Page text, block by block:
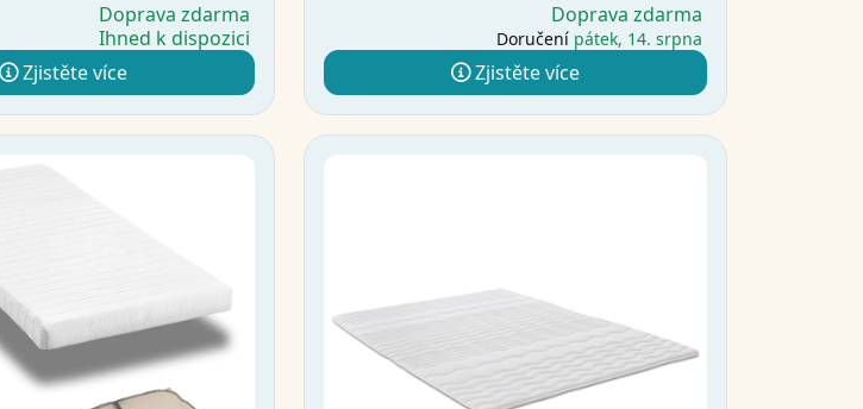
Doprava zdarma
Ihned k dispozici
Zjistěte více
Doprava zdarma
Doručení pátek, 14. srpna
Zjistěte více